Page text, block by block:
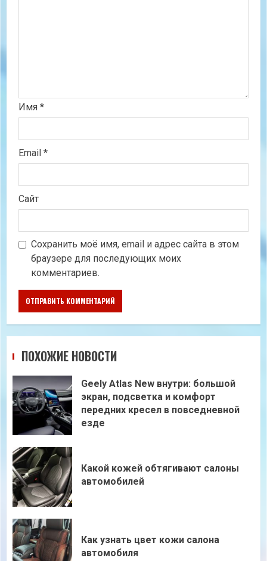
Имя *
Email *
Сайт
Сохранить моё имя, email и адрес сайта в этом
браузере для последующих моих
комментариев.
ПОХОЖИЕ НОВОСТИ
Geely Atlas New внутри: большой
экран, подсветка и комфорт
передних кресел в повседневной
езде
Какой кожей обтягивают салоны
автомобилей
Как узнать цвет кожи салона
автомобиля